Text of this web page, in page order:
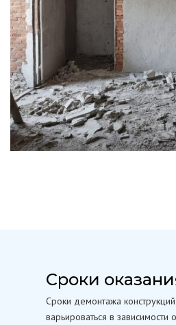
Сроки
Сроки демонтажа
варьироваться в зависимости